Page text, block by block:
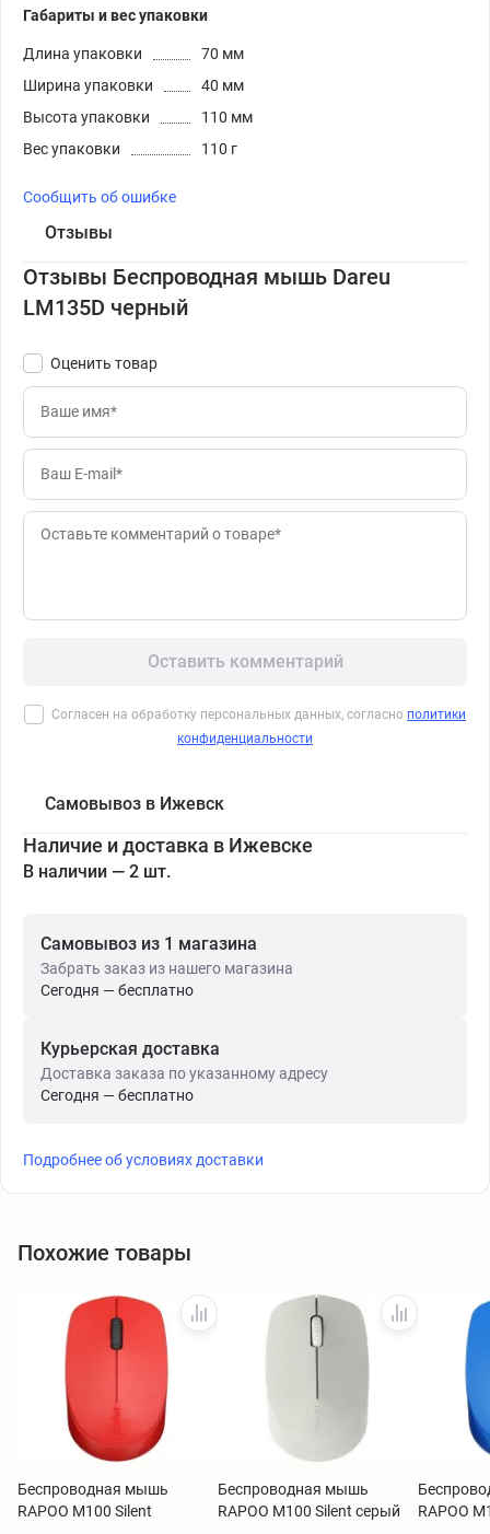
Габариты и вес упаковки
Длина упаковки
70 мм
Ширина упаковки
40 мм
Высота упаковки
110 мм
Вес упаковки
110 г
Сообщить об ошибке
Отзывы
Отзывы Беспроводная мышь Dareu
LM135D черный
Оценить товар
Оставить комментарий
Согласен на обработку персональных данных, согласно политики
конфиденциальности
Самовывоз в Ижевск
Наличие и доставка в Ижевске
В наличии — 2 шт.
Самовывоз из 1 магазина
Забрать заказ из нашего магазина
Сегодня — бесплатно
Курьерская доставка
Доставка заказа по указанному адресу
Сегодня — бесплатно
Подробнее об условиях доставки
Похожие товары
Беспроводная мышь
RAPOO M100 Silent
Беспроводная мышь
RAPOO M100 Silent серый
RAPOO